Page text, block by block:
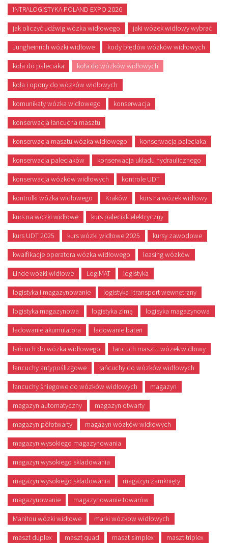
INTRALOGISTYKA POLAND EXPO 2026
jak oliczyć udźwig wózka widłowego jaki wózek widłowy wybrać
Jungheinrich wózki widłowe kody błędów wózków widłowych
koła do paleciaka koła do wózków widłowych
koła i opony do wózków widłowych
komunikaty wózka widłowego konserwacja
konserwacja łancucha masztu
konserwacja masztu wózka widłowego konserwacja paleciaka
konserwacja paleciaków konserwacja układu hydraulicznego
konserwacja wózków widłowych kontrole UDT
kontrolki wózka widłowego Kraków kurs na wózek widłowy
kurs na wózki widłowe kurs paleciak elektryczny
kurs UDT 2025 kurs wózki widłowe 2025 kursy zawodowe
kwalfikacje operatora wózka widłowego leasing wózków
Linde wózki widłowe LogiMAT logistyka
logistyka i magazynowanie logistyka i transport wewnętrzny
logistyka magazynowa logistyka zimą logisyka magazynowa
ładowanie akumulatora ładowanie bateri
łańcuch do wózka widłowego łancuch masztu wózek widłowy
łancuchy antypoślizgowe łańcuchy do wózków widłowych
łancuchy śniegowe do wózków widłowych magazyn
magazyn automatyczny magazyn otwarty
magazyn półotwarty magazyn wózków widłowych
magazyn wysokiego magazynowania
magazyn wysokiego skladowania
magazyn wysokiego składowania magazyn zamknięty
magazynowanie magazynowanie towarów
Manitou wózki widłowe marki wózkow widłowych
maszt duplex maszt quad maszt simplex maszt triplex